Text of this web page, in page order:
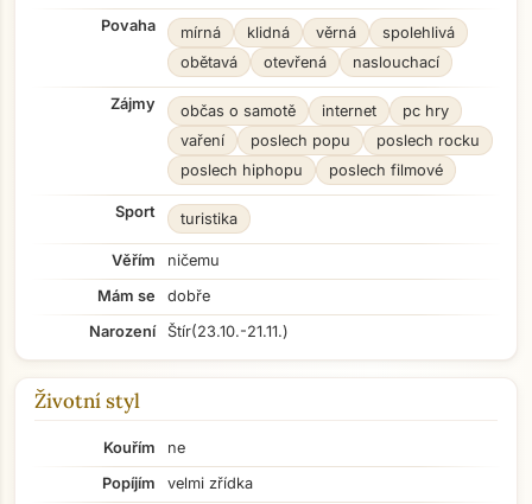
Povaha mírná klidná věrná
spolehlivá
obětavá
otevřená naslouchací
Zájmy občas o samotě internet
pc hry
vaření
poslech popu
poslech rocku
poslech hiphopu
poslech filmové
Sport turistika
Věřím
ničemu
Mám se
dobře
Narození
Štír(23.10.-21.11.)
Životní styl
Kouřím
ne
Popíjím
velmi zřídka